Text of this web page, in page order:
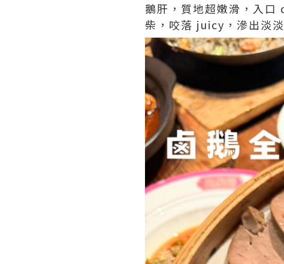
鵝肝，質地超嫩滑，入
柴，咬落 juicy，滲出淡